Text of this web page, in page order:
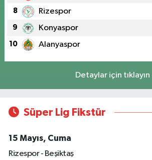
8 Rizespor
9 Konyaspor
10 Alanyaspor
Detaylar için tıklayın
Süper Lig Fikstür
15 Mayıs, Cuma
Rizespor - Beşiktaş